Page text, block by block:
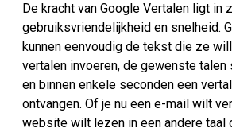
De kracht van Google Vertalen ligt in
gebruiksvriendelijkheid en snelheid.
kunnen eenvoudig de tekst die ze
vertalen invoeren, de gewenste talen
en binnen enkele seconden een
ontvangen. Of je nu een e-mail wilt
website wilt lezen in een andere taal